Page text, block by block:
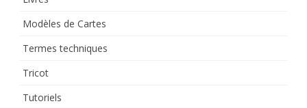
Modèles de Cartes
Termes techniques
Tricot
Tutoriels